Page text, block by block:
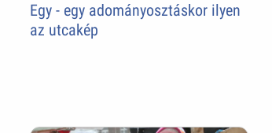
Egy - egy adományosztáskor ilyen
az utcakép